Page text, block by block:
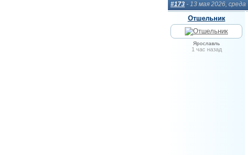
#173 - 13 мая 2026, среда
Отшельник
Ярославль
1 час назад